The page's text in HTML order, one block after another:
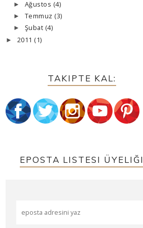
► Ağustos (4)
► Temmuz (3)
► Şubat (4)
► 2011 (1)
TAKIPTE KAL:
EPOSTA LISTESI ÜYELIĞI